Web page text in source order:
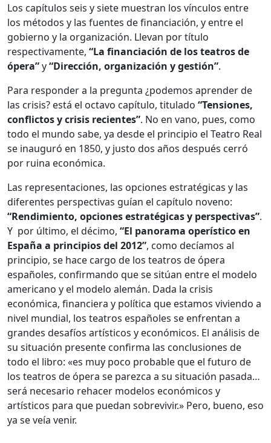
Los capítulos seis y siete muestran los vínculos entre
los métodos y las fuentes de financiación, y entre el
gobierno y la organización. Llevan por título
respectivamente, “La financiación de los teatros de
ópera”y“Dirección, organización y gestión”.
Para responder a la pregunta ¿podemos aprender de
las crisis? está el octavo capítulo, titulado “Tensiones,
conflictos y crisis recientes”. No en vano, pues, como
todo el mundo sabe, ya desde el principio el Teatro Real
se inauguró en 1850, y justo dos años después cerró
por ruina económica.
Las representaciones, las opciones estratégicas y las
diferentes perspectivas guían el capítulo noveno:
“Rendimiento, opciones estratégicas y perspectivas”.
Y por último, el décimo, “El panorama operístico en
España a principios del 2012”, como decíamos al
principio, se hace cargo de los teatros de ópera
españoles, confirmando que se sitúan entre el modelo
americano y el modelo alemán. Dada la crisis
económica, financiera y política que estamos viviendo a
nivel mundial, los teatros españoles se enfrentan a
grandes desafíos artísticos y económicos. El análisis de
su situación presente confirma las conclusiones de
todo el libro: «es muy poco probable que el futuro de
los teatros de ópera se parezca a su situación pasada…
será necesario rehacer modelos económicos y
artísticos para que puedan sobrevivir.» Pero, bueno, eso
ya se veía venir.